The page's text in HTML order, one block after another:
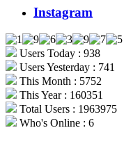
Instagram
Users Today : 938
Users Yesterday : 741
This Month : 5752
This Year : 160351
Total Users : 1963975
Who's Online : 6